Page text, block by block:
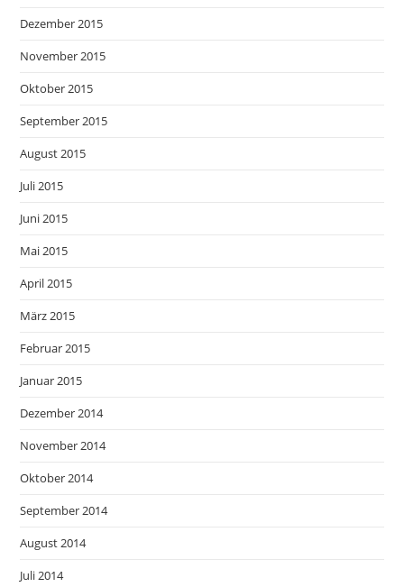
Dezember 2015
November 2015
Oktober 2015
September 2015
August 2015
Juli 2015
Juni 2015
Mai 2015
April 2015
März 2015
Februar 2015
Januar 2015
Dezember 2014
November 2014
Oktober 2014
September 2014
August 2014
Juli 2014